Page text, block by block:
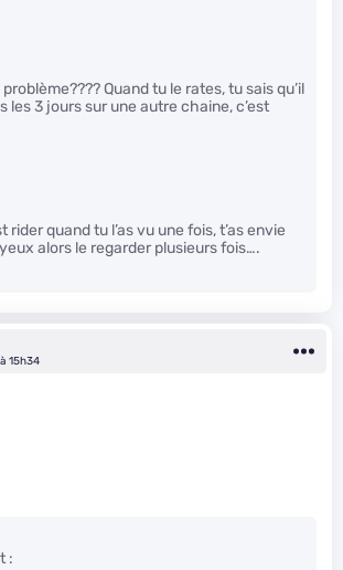
problème???? Quand tu le rates, tu sais qu’il
les 3 jours sur une autre chaine, c’est
rider quand tu l’as vu une fois, t’as envie
alors le regarder plusieurs fois….
15h34
: